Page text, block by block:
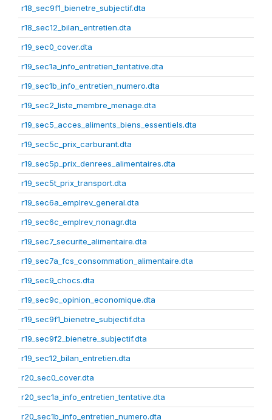
r18_sec9f1_bienetre_subjectif.dta
r18_sec12_bilan_entretien.dta
r19_sec0_cover.dta
r19_sec1a_info_entretien_tentative.dta
r19_sec1b_info_entretien_numero.dta
r19_sec2_liste_membre_menage.dta
r19_sec5_acces_aliments_biens_essentiels.dta
r19_sec5c_prix_carburant.dta
r19_sec5p_prix_denrees_alimentaires.dta
r19_sec5t_prix_transport.dta
r19_sec6a_emplrev_general.dta
r19_sec6c_emplrev_nonagr.dta
r19_sec7_securite_alimentaire.dta
r19_sec7a_fcs_consommation_alimentaire.dta
r19_sec9_chocs.dta
r19_sec9c_opinion_economique.dta
r19_sec9f1_bienetre_subjectif.dta
r19_sec9f2_bienetre_subjectif.dta
r19_sec12_bilan_entretien.dta
r20_sec0_cover.dta
r20_sec1a_info_entretien_tentative.dta
r20_sec1b_info_entretien_numero.dta